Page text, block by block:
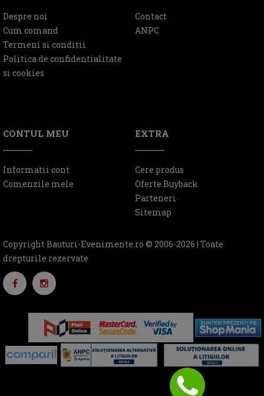
Despre noi
Cum comand
Termeni si conditii
Politica de confidentialitate
si cookies
Contact
ANPC
CONTUL MEU
Informatii cont
Comenzile mele
EXTRA
Cere produs
Oferte Buyback
Parteneri
Sitemap
Copyright Bauturi-Evenimente.ro © 2006-2026 | Toate
drepturile rezervate